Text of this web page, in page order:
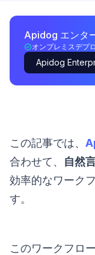
Apidog エンタ
オンプレミスデプ
Apidog
この記事では、
合わせて、 自然
効率的なワーク
す。
このワークフロ